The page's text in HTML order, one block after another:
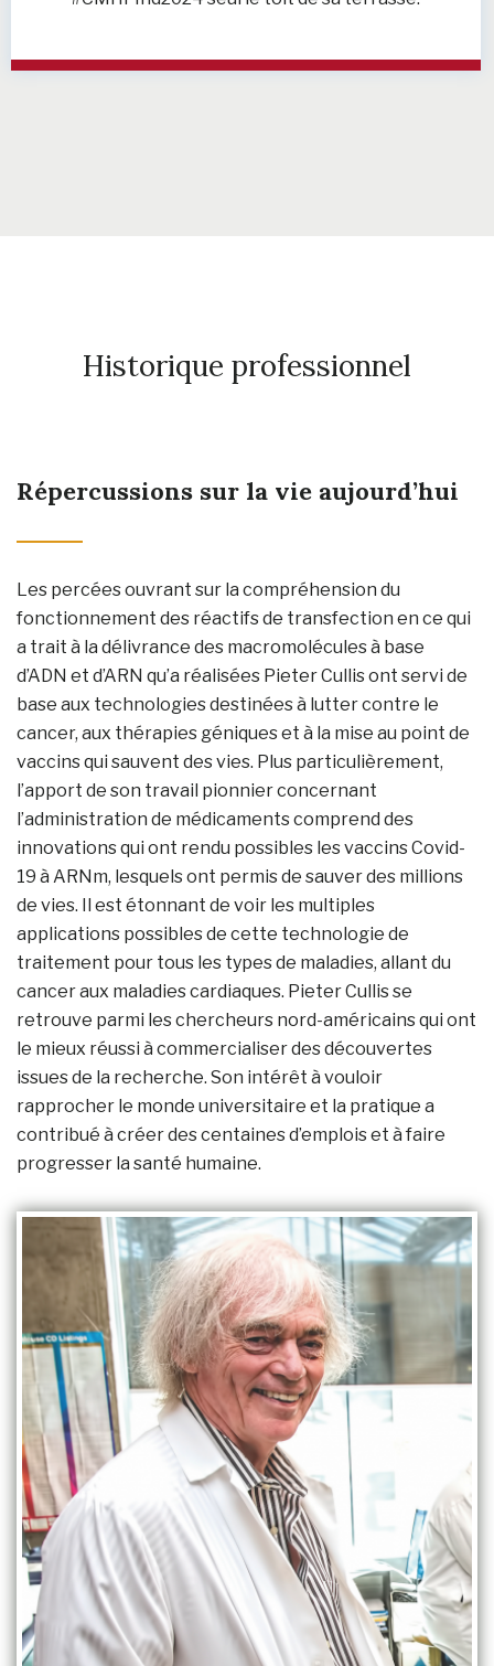
Historique professionnel
Répercussions sur la vie aujourd’hui
Les percées ouvrant sur la compréhension du
fonctionnement des réactifs de transfection en ce qui
a trait à la délivrance des macromolécules à base
d’ADN et d’ARN qu’a réalisées Pieter Cullis ont servi de
base aux technologies destinées à lutter contre le
cancer, aux thérapies géniques et à la mise au point de
vaccins qui sauvent des vies. Plus particulièrement,
l’apport de son travail pionnier concernant
l’administration de médicaments comprend des
innovations qui ont rendu possibles les vaccins Covid-
19 à ARNm, lesquels ont permis de sauver des millions
de vies. Il est étonnant de voir les multiples
applications possibles de cette technologie de
traitement pour tous les types de maladies, allant du
cancer aux maladies cardiaques. Pieter Cullis se
retrouve parmi les chercheurs nord-américains qui ont
le mieux réussi à commercialiser des découvertes
issues de la recherche. Son intérêt à vouloir
rapprocher le monde universitaire et la pratique a
contribué à créer des centaines d’emplois et à faire
progresser la santé humaine.